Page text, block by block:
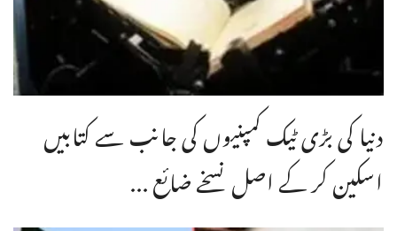
دنیا کی بڑی ٹیک کمپنیوں کی جانب سے کتابیں
اسکین کر کے اصل نسخے ضائع ...